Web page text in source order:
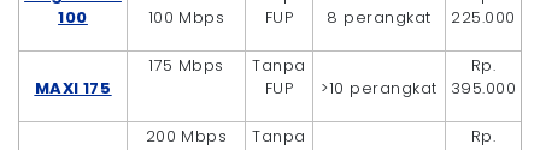
100
100 Mbps
FUP
8 perangkat
225.000
MAXI 175
175 Mbps
Tanpa
FUP
>10 perangkat
Rp.
395.000
200 Mbps
Tanpa
Rp.